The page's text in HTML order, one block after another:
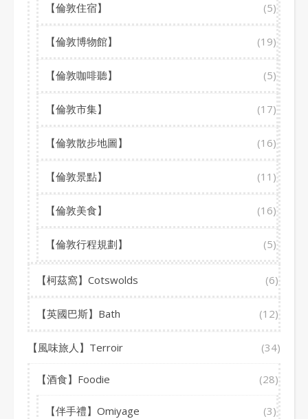
【倫敦住宿】 (5)
【倫敦博物館】 (19)
【倫敦咖啡聽】 (5)
【倫敦市集】 (17)
【倫敦散步地圖】 (16)
【倫敦景點】 (11)
【倫敦美食】 (16)
【倫敦行程規劃】 (5)
【柯茲窩】Cotswolds (6)
【英國巴斯】Bath (12)
【風味旅人】Terroir (34)
【酒食】Foodie (28)
【伴手禮】Omiyage (3)